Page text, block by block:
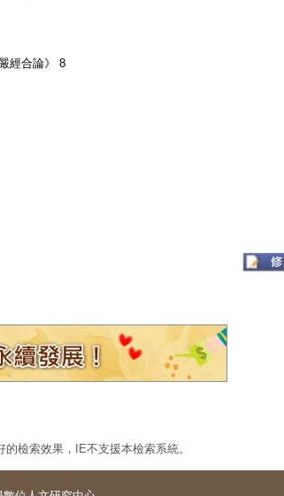
經合論》 8
檢索效果，IE不支援本檢索系統。